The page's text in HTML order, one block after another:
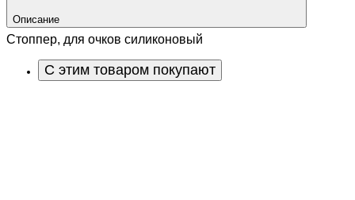
Описание
Стоппер, для очков силиконовый
С этим товаром покупают